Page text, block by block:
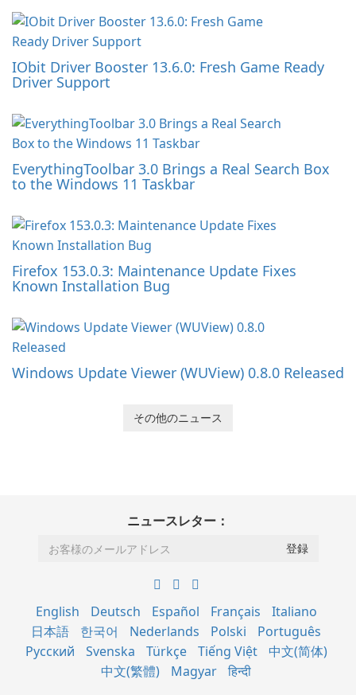
IObit Driver Booster 13.6.0: Fresh Game Ready
Driver Support
EverythingToolbar 3.0 Brings a Real Search Box
to the Windows 11 Taskbar
Firefox 153.0.3: Maintenance Update Fixes
Known Installation Bug
Windows Update Viewer (WUView) 0.8.0 Released
その他のニュース
ニュースレター：
English Deutsch Español Français
Italiano
日本語
한국어 Nederlands Polski
Português
Русский
Svenska Türkçe Tiếng Việt
中文(简体)
中文(繁體)
Magyar हिन्दी